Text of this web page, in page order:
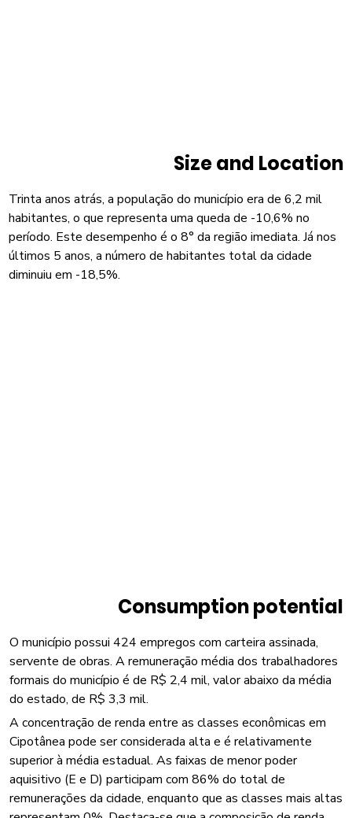
Size and Location
Trinta anos atrás, a população do município era de 6,2 mil
habitantes, o que representa uma queda de -10,6% no
período. Este desempenho é o 8° da região imediata. Já nos
últimos 5 anos, a número de habitantes total da cidade
diminuiu em -18,5%.
Consumption potential
O município possui 424 empregos com carteira assinada,
servente de obras. A remuneração média dos trabalhadores
formais do município é de R$ 2,4 mil, valor abaixo da média
do estado, de R$ 3,3 mil.
A concentração de renda entre as classes econômicas em
Cipotânea pode ser considerada alta e é relativamente
superior à média estadual. As faixas de menor poder
aquisitivo (E e D) participam com 86% do total de
remunerações da cidade, enquanto que as classes mais altas